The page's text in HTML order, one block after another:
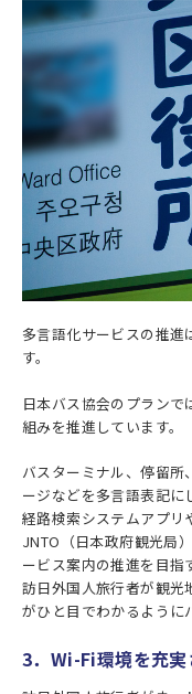
多言語化サービスの推進
す。
日本バス協会のプラン
組みを推進しています。
バスターミナル、停留
ージなどを多言語表記に
経路検索システムアプリ
JNTO（日本政府観光局
ービス案内の推進を目指
訪日外国人旅行者が観光
がひと目でわかるように
3．Wi-Fi環境を充